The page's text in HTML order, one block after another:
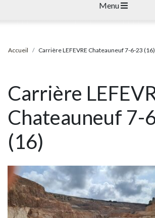
Menu
Accueil Carrière LEFEVRE Chateauneuf 7-6-23 (16)
Carrière
Chateauneuf 7-
(16)